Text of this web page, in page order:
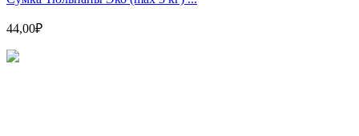
Сумка
Тюльпаны
Эко
(max
44,00₽